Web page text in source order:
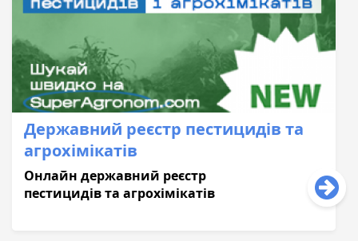
Державний реєстр пестицидів та
агрохімікатів
Онлайн державний реєстр
пестицидів та агрохімікатів